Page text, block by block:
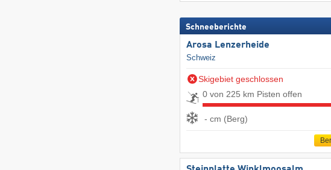
Schneeberichte
Arosa Lenzerheide
Schweiz
Skigebiet geschlossen
0 von 225 km Pisten offen
- cm (Berg)